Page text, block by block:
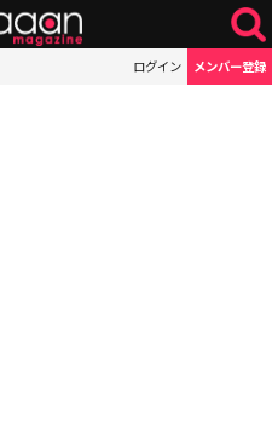
ログイン メンバー登録